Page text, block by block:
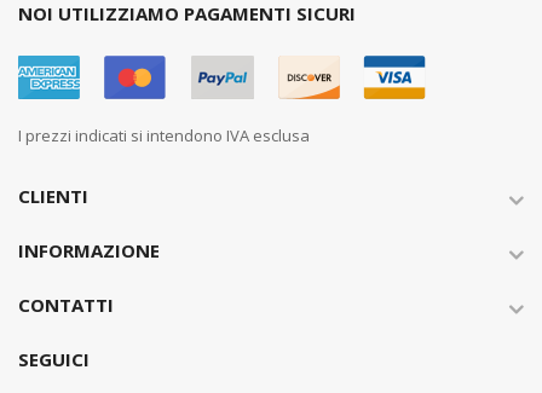
NOI UTILIZZIAMO PAGAMENTI SICURI
I prezzi indicati si intendono IVA esclusa
CLIENTI
INFORMAZIONE
CONTATTI
SEGUICI